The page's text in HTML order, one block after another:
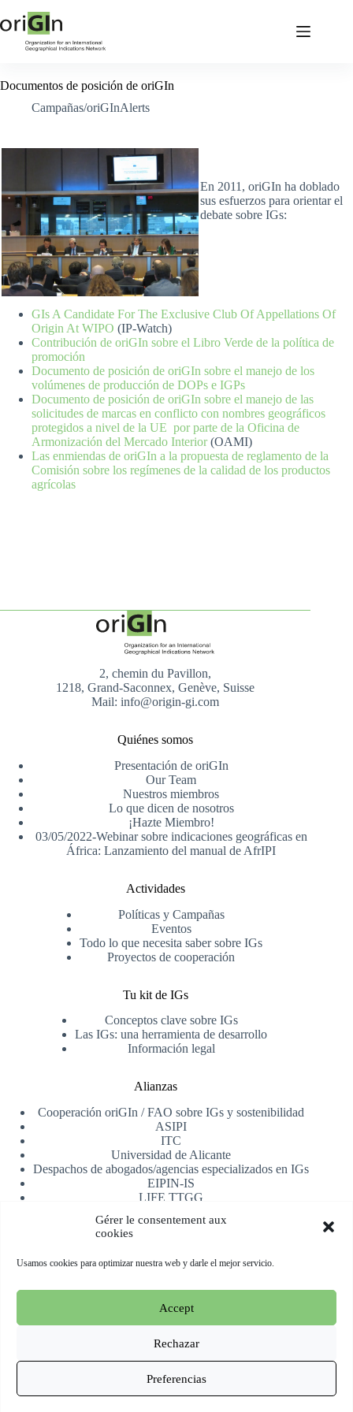
Gérer le consentement aux
cookies
Usamos cookies para optimizar nuestra web y darle el mejor servicio.
Accept
Rechazar
Preferencias
Documentos de posición de oriGIn
Campañas/oriGInAlerts
En 2011, oriGIn ha doblado
sus esfuerzos para orientar el
debate sobre IGs:
GIs A Candidate For The Exclusive Club Of Appellations Of
Origin At WIPO (IP-Watch)
Contribución de oriGIn sobre el Libro Verde de la política de
promoción
Documento de posición de oriGIn sobre el manejo de los
volúmenes de producción de DOPs e IGPs
Documento de posición de oriGIn sobre el manejo de las
solicitudes de marcas en conflicto con nombres geográficos
protegidos a nivel de la UE por parte de la Oficina de
Armonización del Mercado Interior(OAMI)
Las enmiendas de oriGIn a la propuesta de reglamento de la
Comisión sobre los regímenes de la calidad de los productos
agrícolas
2, chemin du Pavillon,
1218, Grand-Saconnex, Genève, Suisse
Mail: info@origin-gi.com
Quiénes somos
Presentación de oriGIn
Our Team
Nuestros miembros
Lo que dicen de nosotros
¡Hazte Miembro!
03/05/2022-Webinar sobre indicaciones geográficas en
África: Lanzamiento del manual de AfrIPI
Actividades
Políticas y Campañas
Eventos
Todo lo que necesita saber sobre IGs
Proyectos de cooperación
Tu kit de IGs
Conceptos clave sobre IGs
Las IGs: una herramienta de desarrollo
Información legal
Alianzas
Cooperación oriGIn / FAO sobre IGs y sostenibilidad
ASIPI
ITC
Universidad de Alicante
Despachos de abogados/agencias especializados en IGs
EIPIN-IS
LIFE TTGG
Registrarse
Copyright © 2026 oriGIn | Organization for an International
Geographical Indications Network -Web alojada y manejada